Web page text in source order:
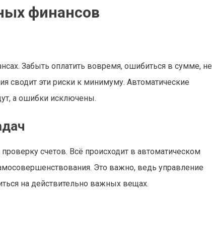
финансов
Забыть оплатить вовремя, ошибиться в сумме, не
сводит эти риски к минимуму. Автоматические
а ошибки исключены.
счетов. Всё происходит в автоматическом
Это важно, ведь управление
на действительно важных вещах.